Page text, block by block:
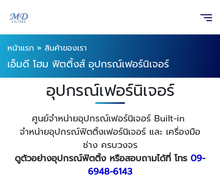
หน้าแรก » สินค้าของเรา
เอ็มดี โฮม ฟิตติ้งส์ อุปกรณ์เฟอร์นิเจอร์
อุปกรณ์เฟอร์นิเจอร์
ศูนย์จำหน่ายอุปกรณ์เฟอร์นิเจอร์ Built-in
จำหน่ายอุปกรณ์ฟิตติ้งเฟอร์นิเจอร์ และ เครื่องมือ
ช่าง ครบวงจร
ดูตัวอย่างอุปกรณ์ฟิตติ้ง หรือสอบถามได้ที่ โทร 09-
6948-6143